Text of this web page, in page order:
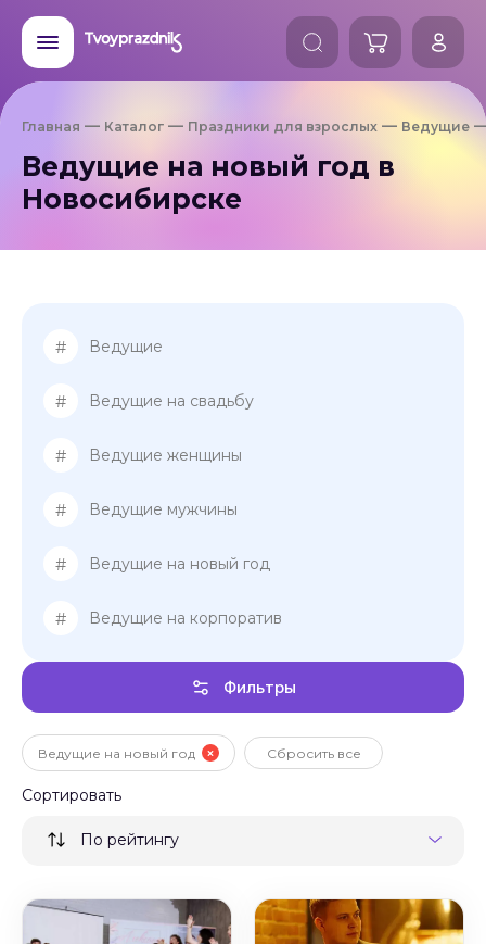
Главная Каталог Праздники для взрослых Ведущие
Ведущие на новый год в
Новосибирске
# Ведущие
# Ведущие на свадьбу
# Ведущие женщины
# Ведущие мужчины
# Ведущие на новый год
# Ведущие на корпоратив
Фильтры
Ведущие на новый год Сбросить все
Сортировать
По рейтингу